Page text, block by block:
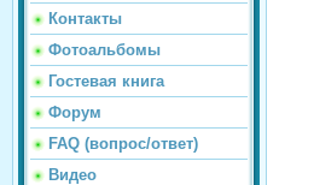
Контакты
Фотоальбомы
Гостевая книга
Форум
FAQ (вопрос/ответ)
Видео